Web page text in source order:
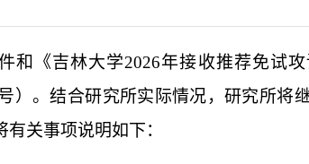
和《吉林大学2026年接收推荐免试攻
）。结合研究所实际情况，研究所将
关事项说明如下：